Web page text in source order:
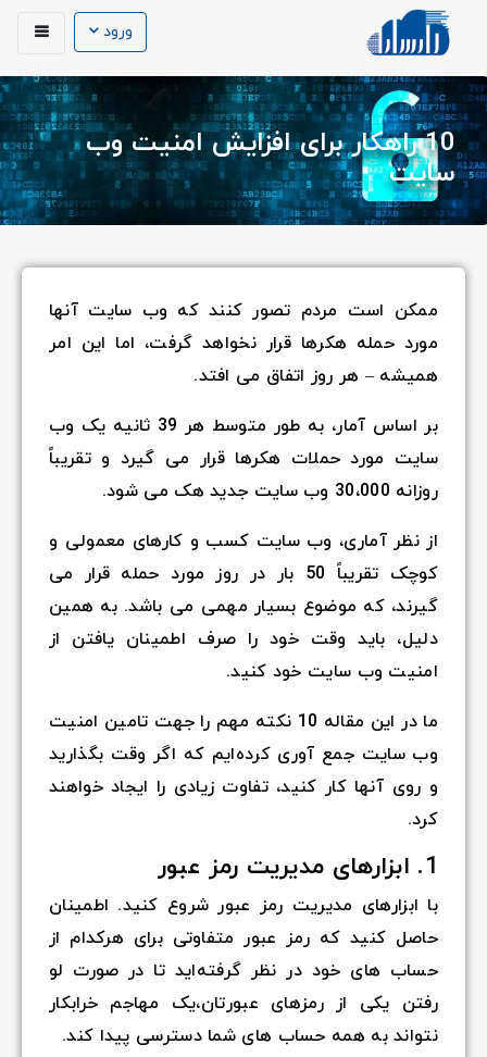
ورود
10 راهکار برای افزایش امنیت وب
سایت
ممکن است مردم تصور کنند که وب سایت آنها
مورد حمله هکرها قرار نخواهد گرفت، اما این امر
همیشه – هر روز اتفاق می افتد.
بر اساس آمار، به طور متوسط هر 39 ثانیه یک وب
سایت مورد حملات هکرها قرار می گیرد و تقریباً
روزانه 30،000 وب سایت جدید هک می شود.
از نظر آماری، وب سایت کسب و کارهای معمولی و
کوچک تقریباً 50 بار در روز مورد حمله قرار می
گیرند، که موضوع بسیار مهمی می باشد. به همین
دلیل، باید وقت خود را صرف اطمینان یافتن از
امنیت وب سایت خود کنید.
ما در این مقاله 10 نکته مهم را جهت تامین امنیت
وب سایت جمع آوری کرده‌ایم که اگر وقت بگذارید
و روی آنها کار کنید، تفاوت زیادی را ایجاد خواهند
کرد.
1. ابزارهای مدیریت رمز عبور
با ابزارهای مدیریت رمز عبور شروع کنید. اطمینان
حاصل کنید که رمز عبور متفاوتی برای هرکدام از
حساب های خود در نظر گرفته‌اید تا در صورت لو
رفتن یکی از رمزهای عبورتان،یک مهاجم خرابکار
نتواند به همه حساب های شما دسترسی پیدا کند.